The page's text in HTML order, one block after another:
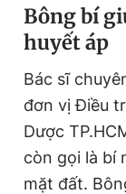
Tiện ích
Thông tin
Bông bí
huyết áp
Bác sĩ
đơn vị Điều
Dược
còn gọi là bí
mặt đất.